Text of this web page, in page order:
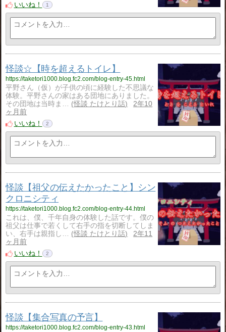
いいね！
1
怪談☆【時を超えるトイレ】
https://taketori1000.blog.fc2.com/blog-entry-45.html
平野さん（仮）が子供の頃に経験した不思議な
体験。平野さんの家はある団地にありました。
その団地は当時ま…
怪談 たけとり話
2年10
ヶ月前
いいね！
2
怪談【祖父の伝えたかったこと】シン
クロニシティ
https://taketori1000.blog.fc2.com/blog-entry-44.html
これは、僕、千年自身の体験した話です。僕の
祖父は仕事で若くして右手の指を切断してしま
い、右手は親指し…
怪談 たけとり話
2年11
ヶ月前
いいね！
2
怪談【集合写真の予言】
https://taketori1000.blog.fc2.com/blog-entry-43.html